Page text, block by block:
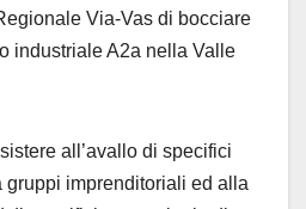
Via-Vas di bocciare
industriale A2a nella Valle
all’avallo di specifici
gruppi imprenditoriali ed alla